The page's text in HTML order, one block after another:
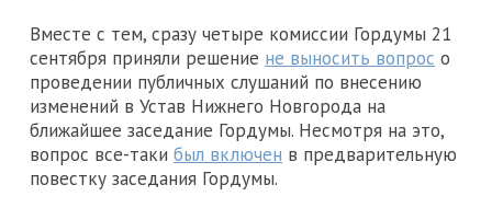
Вместе с тем, сразу четыре комиссии Гордумы 21
сентября приняли решение не выносить вопрос о
проведении публичных слушаний по внесению
изменений в Устав Нижнего Новгорода на
ближайшее заседание Гордумы. Несмотря на это,
вопрос все-таки был включен в предварительную
повестку заседания Гордумы.